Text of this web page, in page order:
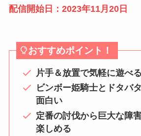
配信開始日：2023年11月20日
おすすめポイント！
片手＆放置で気軽に遊べ
ビンボー姫騎士とドタバ
面白い
定番の討伐から巨大な障
楽しめる